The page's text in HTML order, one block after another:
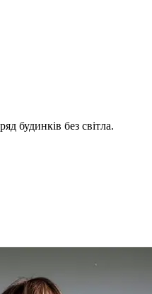
будинків без світла.